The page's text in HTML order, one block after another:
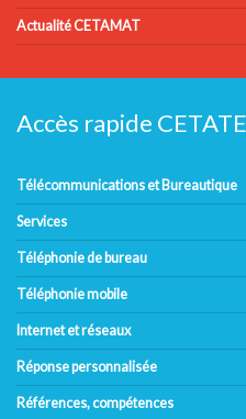
Actualité CETAMAT
Accès rapide
Télécommunications et Bureautique
Services
Téléphonie de bureau
Téléphonie mobile
Internet et réseaux
Réponse personnalisée
Références, compétences